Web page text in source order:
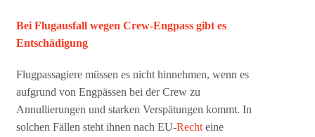
Bei Flugausfall wegen Crew-Engpass gibt es
Entschädigung
Flugpassagiere müssen es nicht hinnehmen, wenn es
aufgrund von Engpässen bei der Crew zu
Annullierungen und starken Verspätungen kommt. In
solchen Fällen steht ihnen nach EU-Recht eine